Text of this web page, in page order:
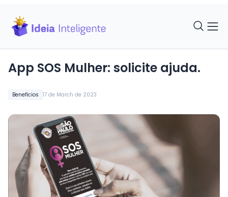
Benefícios 17 de March de 2023
App SOS Mulher: solicite ajuda.